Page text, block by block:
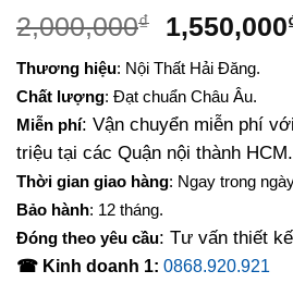
2,000,000₫
Giá
là:
2,000,000₫.
1,550,000
Thương hiệu: Nội Thất Hải Đăng.
Chất lượng: Đạt chuẩn Châu Âu.
Miễn phí: Vận chuyển miễn phí
triệu tại các Quận nội thành HCM.
Thời gian giao hàng: Ngay trong
Bảo hành: 12 tháng.
Đóng theo yêu cầu: Tư vấn thiết
☎ Kinh doanh 1: 0868.920.921